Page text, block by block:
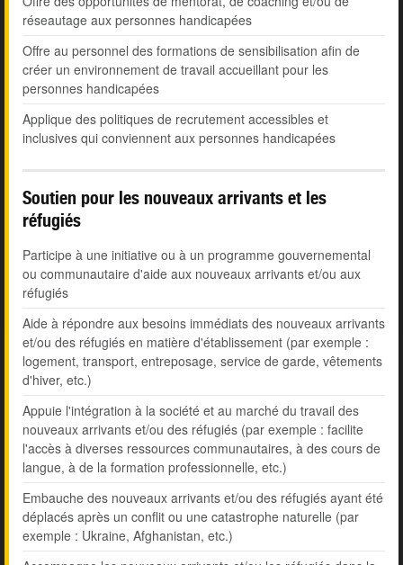
réseautage aux personnes handicapées
Offre au personnel des formations de sensibilisation afin de
créer un environnement de travail accueillant pour les
personnes handicapées
Applique des politiques de recrutement accessibles et
inclusives qui conviennent aux personnes handicapées
Soutien pour les nouveaux arrivants et les
réfugiés
Participe à une initiative ou à un programme gouvernemental
ou communautaire d'aide aux nouveaux arrivants et/ou aux
réfugiés
Aide à répondre aux besoins immédiats des nouveaux arrivants
et/ou des réfugiés en matière d'établissement (par exemple :
logement, transport, entreposage, service de garde, vêtements
d'hiver, etc.)
Appuie l'intégration à la société et au marché du travail des
nouveaux arrivants et/ou des réfugiés (par exemple : facilite
l'accès à diverses ressources communautaires, à des cours de
langue, à de la formation professionnelle, etc.)
Embauche des nouveaux arrivants et/ou des réfugiés ayant été
déplacés après un conflit ou une catastrophe naturelle (par
exemple : Ukraine, Afghanistan, etc.)